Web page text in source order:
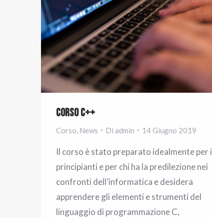
Corso C++
Corso, News Di admin 14 Giugno 2019
Il corso è stato preparato idealmente per i
principianti e per chi ha la predilezione nei
confronti dell’informatica e desidera
apprendere gli elementi e strumenti del
linguaggio di programmazione C,